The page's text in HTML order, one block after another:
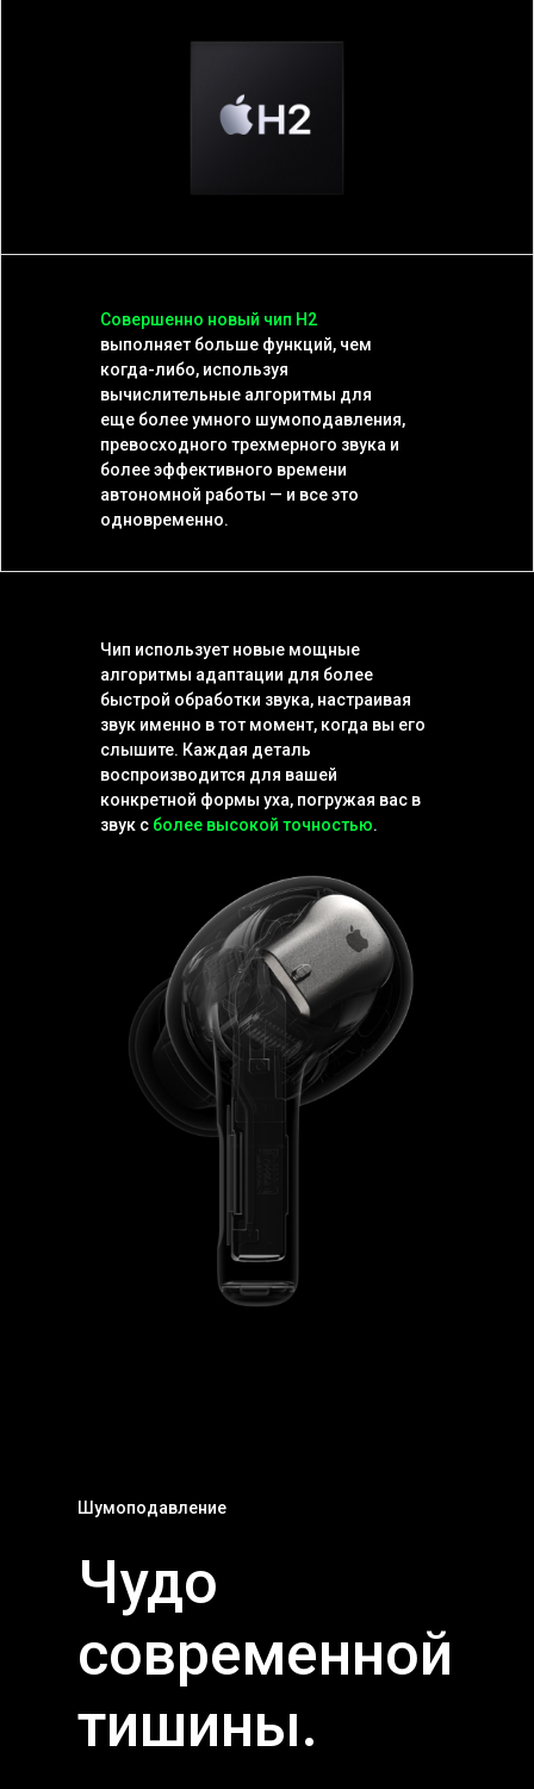
Совершенно новый чип H2
выполняет больше функций, чем
когда-либо, используя
вычислительные алгоритмы для
еще более умного шумоподавления,
превосходного трехмерного звука и
более эффективного времени
автономной работы — и все это
одновременно.
Чип использует новые мощные
алгоритмы адаптации для более
быстрой обработки звука, настраивая
звук именно в тот момент, когда вы его
слышите. Каждая деталь
воспроизводится для вашей
конкретной формы уха, погружая вас в
звук с более высокой точностью.
Чудо
современной
тишины.
Шумоподавление